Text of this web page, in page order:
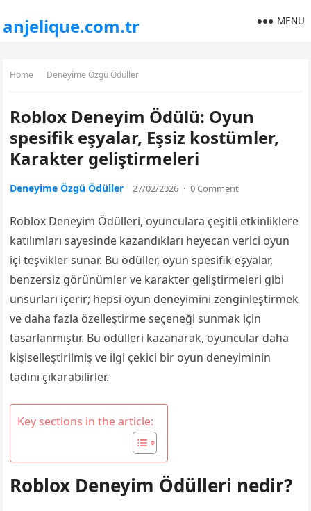
anjelique.com.tr MENU
Home Deneyime Özgü Ödüller
Roblox Deneyim Ödülü: Oyun
spesifik eşyalar, Eşsiz kostümler,
Karakter geliştirmeleri
Deneyime Özgü Ödüller 27/02/2026 · 0 Comment
Roblox Deneyim Ödülleri, oyunculara çeşitli etkinliklere
katılımları sayesinde kazandıkları heyecan verici oyun
içi teşvikler sunar. Bu ödüller, oyun spesifik eşyalar,
benzersiz görünümler ve karakter geliştirmeleri gibi
unsurları içerir; hepsi oyun deneyimini zenginleştirmek
ve daha fazla özelleştirme seçeneği sunmak için
tasarlanmıştır. Bu ödülleri kazanarak, oyuncular daha
kişiselleştirilmiş ve ilgi çekici bir oyun deneyiminin
tadını çıkarabilirler.
Key sections in the article:
Roblox Deneyim Ödülleri nedir?